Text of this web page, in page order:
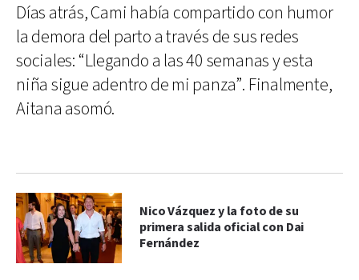
Días atrás, Cami había compartido con humor
la demora del parto a través de sus redes
sociales: “Llegando a las 40 semanas y esta
niña sigue adentro de mi panza”. Finalmente,
Aitana asomó.
Nico Vázquez y la foto de su
primera salida oficial con Dai
Fernández